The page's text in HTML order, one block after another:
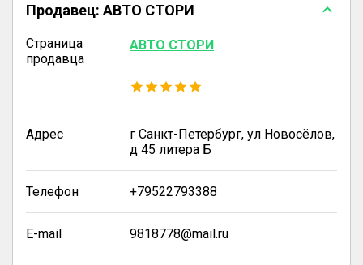
Продавец: АВТО СТОРИ
Страница
продавца
АВТО СТОРИ
Адрес
г Санкт-Петербург, ул Новосёлов,
д 45 литера Б
Телефон +79522793388
E-mail 9818778@mail.ru